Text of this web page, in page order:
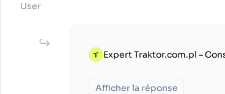
User
Expert Traktor.com.pl –
Afficher la réponse